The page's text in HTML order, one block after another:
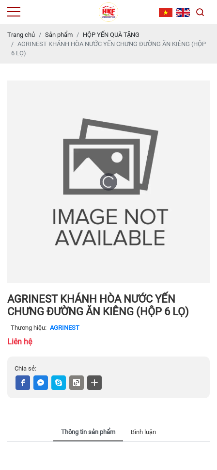
Trang chủ Sản phẩm
HỘP YẾN QUÀ TẶNG
AGRINEST KHÁNH HÒA NƯỚC YẾN CHƯNG ĐƯỜNG ĂN KIÊNG (HỘP
6 LỌ)
AGRINEST KHÁNH HÒA NƯỚC YẾN
CHƯNG ĐƯỜNG ĂN KIÊNG (HỘP 6 LỌ)
Thương hiệu: AGRINEST
Liên hệ
Chia sẻ:
Thông tin sản phẩm Bình luận